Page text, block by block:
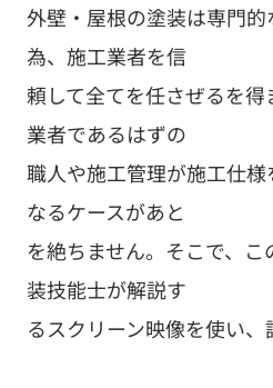
外壁・屋根の塗装は専門
為、施工業者を信
頼して全てを任さぜるを
業者であるはずの
職人や施工管理が施工仕
なるケースがあと
を絶ちません。そこで、
装技能士が解説す
るスクリーン映像を使い、